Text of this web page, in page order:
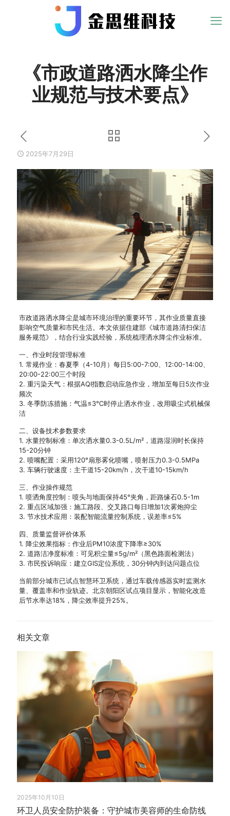
《市政道路洒水降尘作
业规范与技术要点》
2025年7月29日
市政道路洒水降尘是城市环境治理的重要环节，其作业质量直接
影响空气质量和市民生活。本文依据住建部《城市道路清扫保洁
服务规范》，结合行业实践经验，系统梳理洒水降尘作业标准。
一、作业时段管理标准
1. 常规作业：春夏季（4-10月）每日5:00-7:00、12:00-14:00、
20:00-22:00三个时段
2. 重污染天气：根据AQI指数启动应急作业，增加至每日5次作业
频次
3. 冬季防冻措施：气温≤3℃时停止洒水作业，改用吸尘式机械保
洁
二、设备技术参数要求
1. 水量控制标准：单次洒水量0.3-0.5L/m²，道路湿润时长保持
15-20分钟
2. 喷嘴配置：采用120°扇形雾化喷嘴，喷射压力0.3-0.5MPa
3. 车辆行驶速度：主干道15-20km/h，次干道10-15km/h
三、作业操作规范
1. 喷洒角度控制：喷头与地面保持45°夹角，距路缘石0.5-1m
2. 重点区域加强：施工路段、交叉路口每日增加1次雾炮抑尘
3. 节水技术应用：装配智能流量控制系统，误差率≤5%
四、质量监督评价体系
1. 降尘效果指标：作业后PM10浓度下降率≥30%
2. 道路洁净度标准：可见积尘量≤5g/m²（黑色路面检测法）
3. 市民投诉响应：建立GIS定位系统，30分钟内到达问题点位
当前部分城市已试点智慧环卫系统，通过车载传感器实时监测水
量、覆盖率和作业轨迹。北京朝阳区试点项目显示，智能化改造
后节水率达18%，降尘效率提升25%。
相关文章
2025年10月10日
环卫人员安全防护装备：守护城市美容师的生命防线